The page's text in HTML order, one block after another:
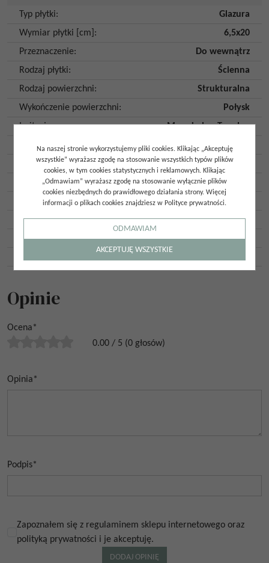
Typ płytki:
Glazura
Wymiar płytki [cm] :
6,5x20
Przeznaczenie:
Do wewnątrz
Rodzaj płytki:
Ścienna
Rodzaj powierzchni:
Strukturalna
Wykończenie powierzchni:
Połysk
Imitacja: Monokolor,Tonalne
Kolor:
Czerwony
Kształt: Prostokąt, Cegiełka
Mrozoodporność:
Ilość szt. w opakowaniu:
Ilość m2 w opakowaniu:
0,5
Gatunek:
Gat. 1
Opinie
Ocena*
0.00 / 5 (0 głosów)
Opinia*
Podpis*
Zapoznałem się z regulaminem sklepu internetowego oraz
polityką prywatności i je akceptuję.
Na naszej stronie wykorzystujemy pliki cookies. Klikając „Akceptuję
wszystkie” wyrażasz zgodę na stosowanie wszystkich typów plików
cookies, w tym cookies statystycznych i reklamowych. Klikając
„Odmawiam” wyrażasz zgodę na stosowanie wyłącznie plików
cookies niezbędnych do prawidłowego działania strony. Więcej
informacji o plikach cookies znajdziesz w Polityce prywatności.
ODMAWIAM
AKCEPTUJĘ WSZYSTKIE